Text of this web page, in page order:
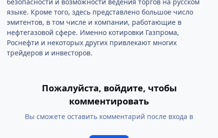
языке. Кроме того, здесь представлено большое число
эмитентов, в том числе и компании, работающие в
нефтегазовой сфере. Именно котировки Газпрома,
Роснефти и некоторых других привлекают многих
трейдеров и инвесторов.
Пожалуйста, войдите, чтобы
комментировать
Вы сможете оставить комментарий после входа в